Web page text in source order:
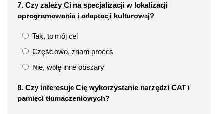
7. Czy zależy Ci na specjalizacji w lokalizacji
oprogramowania i adaptacji kulturowej?
Tak, to mój cel
Częściowo, znam proces
Nie, wolę inne obszary
8. Czy interesuje Cię wykorzystanie narzędzi CAT i
pamięci tłumaczeniowych?